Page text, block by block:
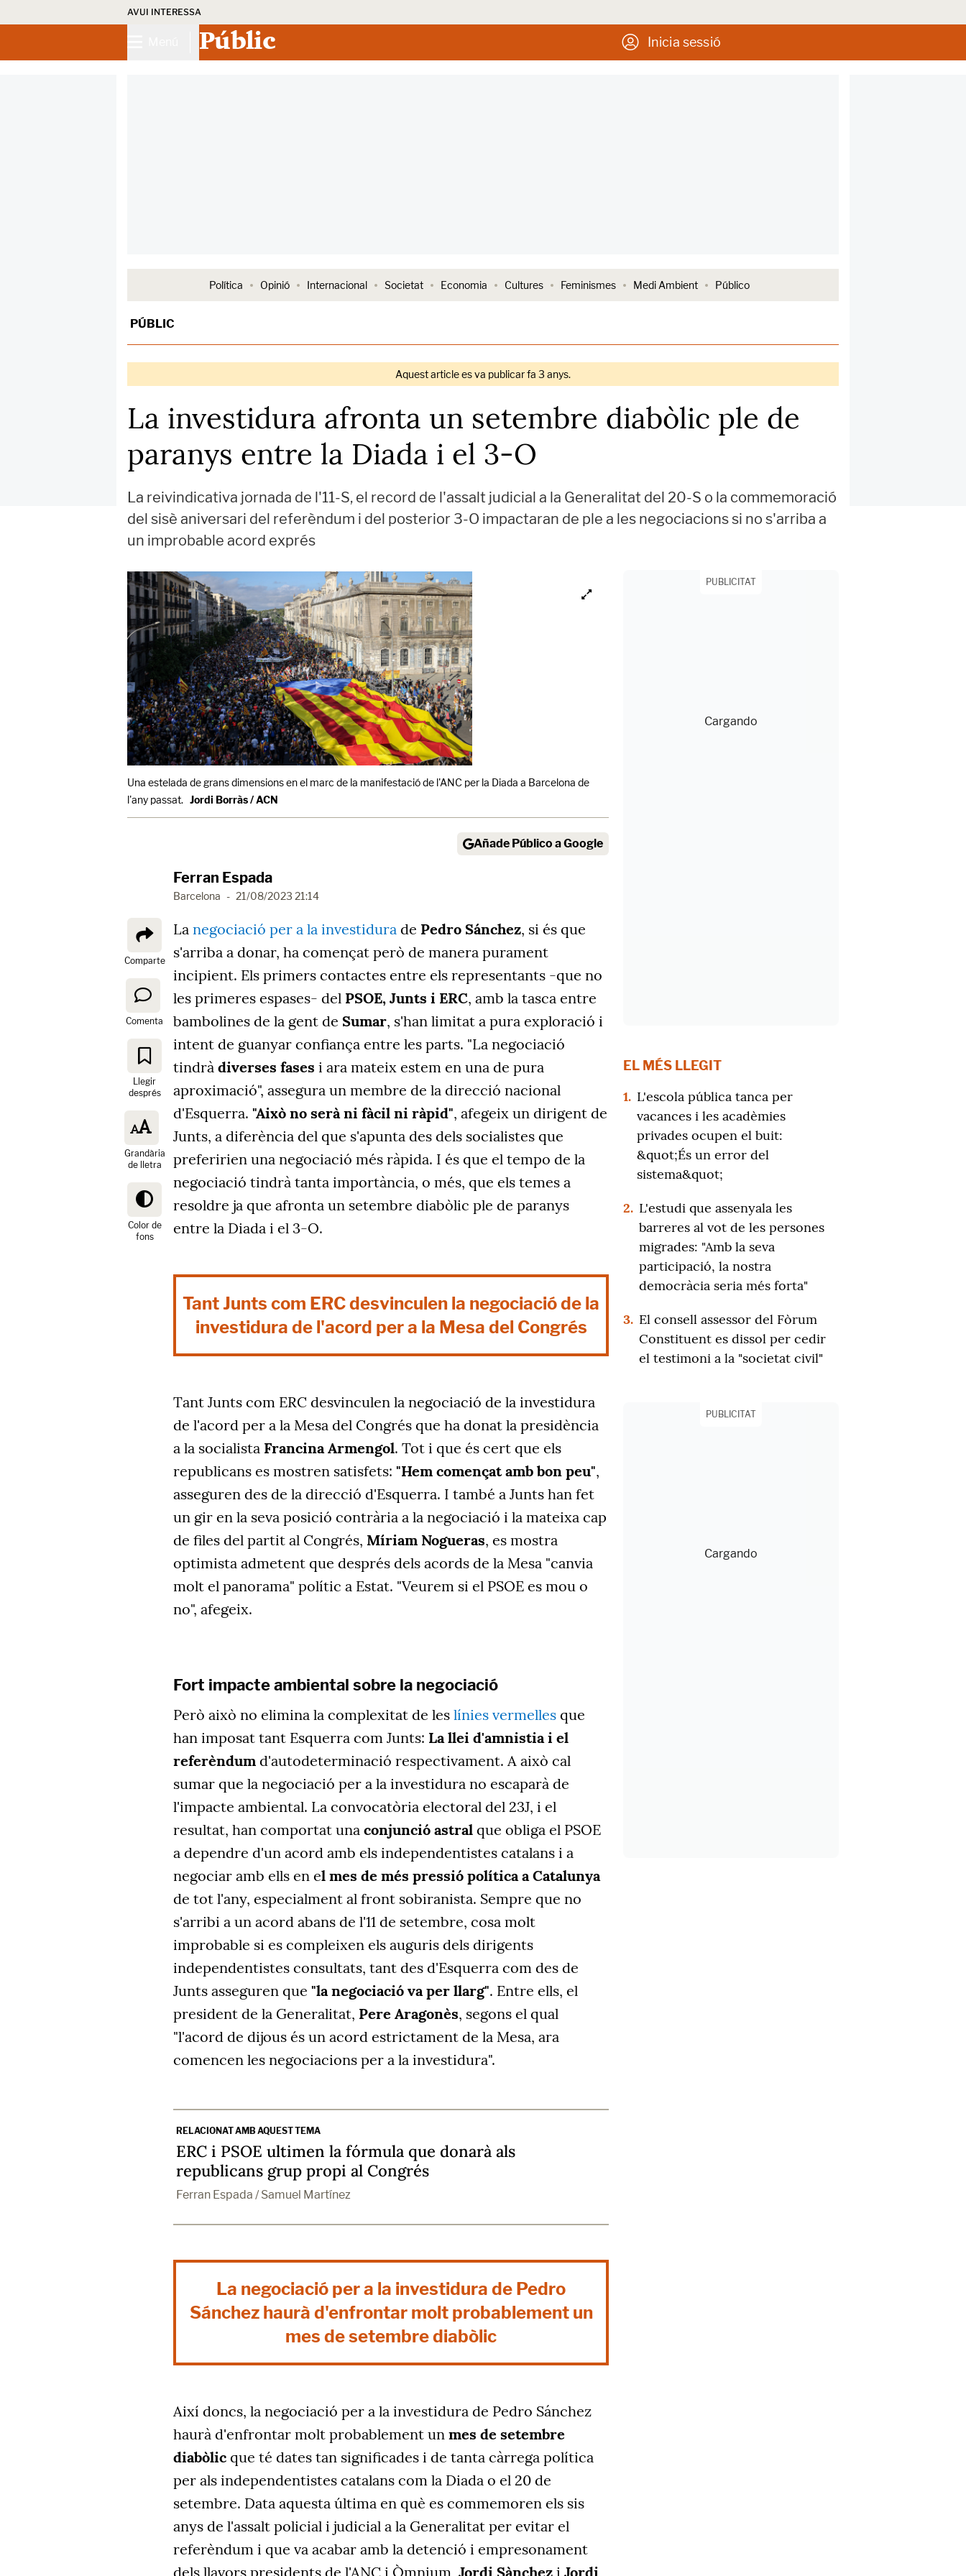
AVUI INTERESSA
Públic Inicia sessió
Política Opinió Internacional Societat Economia Cultures Feminismes Medi Ambient Público
PÚBLIC
Aquest article es va publicar fa 3 anys.
La investidura afronta un setembre diabòlic ple de
paranys entre la Diada i el 3-O
La reivindicativa jornada de l'11-S, el record de l'assalt judicial a la Generalitat del 20-S o la commemoració
del sisè aniversari del referèndum i del posterior 3-O impactaran de ple a les negociacions si no s'arriba a
un improbable acord exprés
Una estelada de grans dimensions en el marc de la manifestació de l'ANC per la Diada a Barcelona de
l'any passat. Jordi Borràs / ACN
Añade Público a Google
Ferran Espada
Barcelona - 21/08/2023 21:14
Comparte
Comenta
Llegir
després
Grandària
de lletra
Color de
fons
La negociació per a la investidura de Pedro Sánchez, si és que
s'arriba a donar, ha començat però de manera purament
incipient. Els primers contactes entre els representants -que no
les primeres espases- del PSOE, Junts i ERC, amb la tasca entre
bambolines de la gent de Sumar, s'han limitat a pura exploració i
intent de guanyar confiança entre les parts. "La negociació
tindrà diverses fases i ara mateix estem en una de pura
aproximació", assegura un membre de la direcció nacional
d'Esquerra. "Això no serà ni fàcil ni ràpid", afegeix un dirigent de
Junts, a diferència del que s'apunta des dels socialistes que
preferirien una negociació més ràpida. I és que el tempo de la
negociació tindrà tanta importància, o més, que els temes a
resoldre ja que afronta un setembre diabòlic ple de paranys
entre la Diada i el 3-O.
Tant Junts com ERC desvinculen la negociació de la
investidura de l'acord per a la Mesa del Congrés
Tant Junts com ERC desvinculen la negociació de la investidura
de l'acord per a la Mesa del Congrés que ha donat la presidència
a la socialista Francina Armengol. Tot i que és cert que els
republicans es mostren satisfets: "Hem començat amb bon peu",
asseguren des de la direcció d'Esquerra. I també a Junts han fet
un gir en la seva posició contrària a la negociació i la mateixa cap
de files del partit al Congrés, Míriam Nogueras, es mostra
optimista admetent que després dels acords de la Mesa "canvia
molt el panorama" polític a Estat. "Veurem si el PSOE es mou o
no", afegeix.
Fort impacte ambiental sobre la negociació
Però això no elimina la complexitat de les línies vermelles que
han imposat tant Esquerra com Junts: La llei d'amnistia i el
referèndum d'autodeterminació respectivament. A això cal
sumar que la negociació per a la investidura no escaparà de
l'impacte ambiental. La convocatòria electoral del 23J, i el
resultat, han comportat una conjunció astral que obliga el PSOE
a dependre d'un acord amb els independentistes catalans i a
negociar amb ells en el mes de més pressió política a Catalunya
de tot l'any, especialment al front sobiranista. Sempre que no
s'arribi a un acord abans de l'11 de setembre, cosa molt
improbable si es compleixen els auguris dels dirigents
independentistes consultats, tant des d'Esquerra com des de
Junts asseguren que "la negociació va per llarg". Entre ells, el
president de la Generalitat, Pere Aragonès, segons el qual
"l'acord de dijous és un acord estrictament de la Mesa, ara
comencen les negociacions per a la investidura".
RELACIONAT AMB AQUEST TEMA
ERC i PSOE ultimen la fórmula que donarà als
republicans grup propi al Congrés
Ferran Espada / Samuel Martínez
La negociació per a la investidura de Pedro
Sánchez haurà d'enfrontar molt probablement un
mes de setembre diabòlic
Així doncs, la negociació per a la investidura de Pedro Sánchez
haurà d'enfrontar molt probablement un mes de setembre
diabòlic que té dates tan significades i de tanta càrrega política
per als independentistes catalans com la Diada o el 20 de
setembre. Data aquesta última en què es commemoren els sis
anys de l'assalt policial i judicial a la Generalitat per evitar el
referèndum i que va acabar amb la detenció i empresonament
dels llavors presidents de l'ANC i Òmnium, Jordi Sànchez i Jordi
PUBLICITAT
EL MÉS LLEGIT
1. L'escola pública tanca per
vacances i les acadèmies
privades ocupen el buit:
&quot;És un error del
sistema&quot;
2. L'estudi que assenyala les
barreres al vot de les persones
migrades: "Amb la seva
participació, la nostra
democràcia seria més forta"
3. El consell assessor del Fòrum
Constituent es dissol per cedir
el testimoni a la "societat civil"
PUBLICITAT